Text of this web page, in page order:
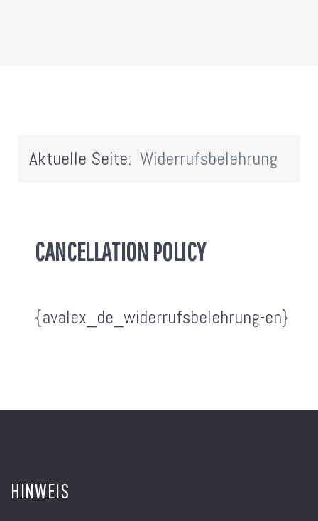
Aktuelle Seite: Widerrufsbelehrung
CANCELLATION POLICY
{avalex_de_widerrufsbelehrung-en}
HINWEIS